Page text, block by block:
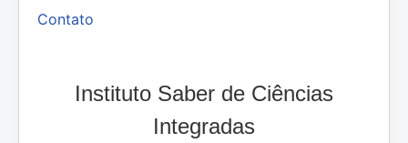
Contato
Instituto Saber de Ciências
Integradas